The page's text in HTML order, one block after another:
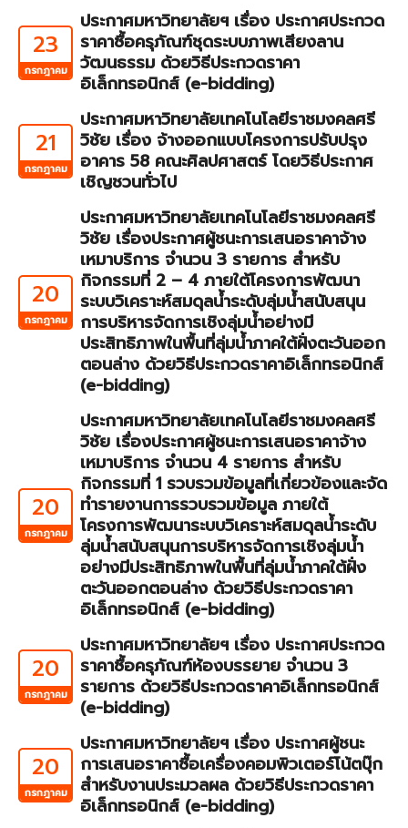
23
กรกฎาคม
ประกาศมหาวิทยาลัยฯ เรื่อง ประกาศประกวด
ราคาซื้อครุภัณฑ์ชุดระบบภาพเสียงลาน
วัฒนธรรม ด้วยวิธีประกวดราคา
อิเล็กทรอนิกส์ (e-bidding)
21
กรกฎาคม
ประกาศมหาวิทยาลัยเทคโนโลยีราชมงคลศรี
วิชัย เรื่อง จ้างออกแบบโครงการปรับปรุง
อาคาร 58 คณะศิลปศาสตร์ โดยวิธีประกาศ
เชิญชวนทั่วไป
20
กรกฎาคม
ประกาศมหาวิทยาลัยเทคโนโลยีราชมงคลศรี
วิชัย เรื่องประกาศผู้ชนะการเสนอราคาจ้าง
เหมาบริการ จำนวน 3 รายการ สำหรับ
กิจกรรมที่ 2 – 4 ภายใต้โครงการพัฒนา
ระบบวิเคราะห์สมดุลน้ำระดับลุ่มน้ำสนับสนุน
การบริหารจัดการเชิงลุ่มน้ำอย่างมี
ประสิทธิภาพในพื้นที่ลุ่มน้ำภาคใต้ฝั่งตะวันออก
ตอนล่าง ด้วยวิธีประกวดราคาอิเล็กทรอนิกส์
(e-bidding)
20
กรกฎาคม
ประกาศมหาวิทยาลัยเทคโนโลยีราชมงคลศรี
วิชัย เรื่องประกาศผู้ชนะการเสนอราคาจ้าง
เหมาบริการ จำนวน 4 รายการ สำหรับ
กิจกรรมที่ 1 รวบรวมข้อมูลที่เกี่ยวข้องและจัด
ทำรายงานการรวบรวมข้อมูล ภายใต้
โครงการพัฒนาระบบวิเคราะห์สมดุลน้ำระดับ
ลุ่มน้ำสนับสนุนการบริหารจัดการเชิงลุ่มน้ำ
อย่างมีประสิทธิภาพในพื้นที่ลุ่มน้ำภาคใต้ฝั่ง
ตะวันออกตอนล่าง ด้วยวิธีประกวดราคา
อิเล็กทรอนิกส์ (e-bidding)
20
กรกฎาคม
ประกาศมหาวิทยาลัยฯ เรื่อง ประกาศประกวด
ราคาซื้อครุภัณฑ์ห้องบรรยาย จำนวน 3
รายการ ด้วยวิธีประกวดราคาอิเล็กทรอนิกส์
(e-bidding)
20
กรกฎาคม
ประกาศมหาวิทยาลัยฯ เรื่อง ประกาศผู้ชนะ
การเสนอราคาซื้อเครื่องคอมพิวเตอร์โน้ตบุ๊ก
สำหรับงานประมวลผล ด้วยวิธีประกวดราคา
อิเล็กทรอนิกส์ (e-bidding)